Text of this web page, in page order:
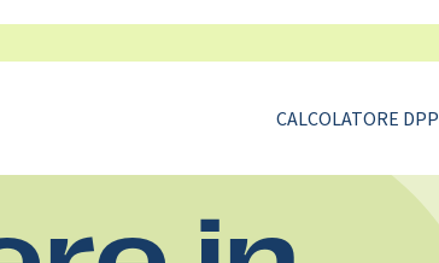
CALCOLATORE DPP